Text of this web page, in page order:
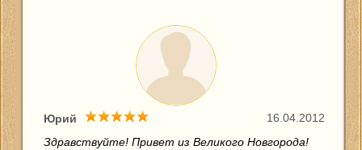
16.04.2012
Юрий
Здравствуйте! Привет из Великого Новгорода!